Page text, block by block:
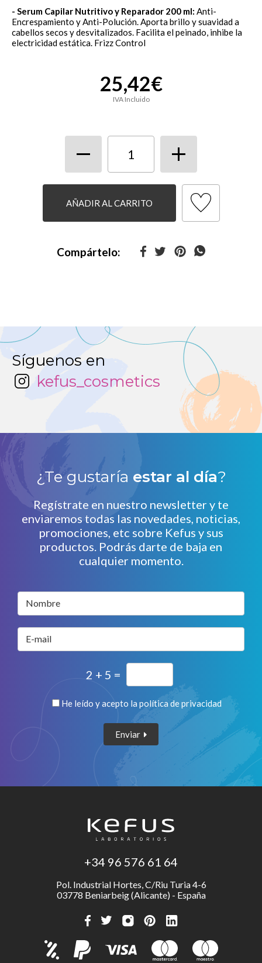
- Serum Capilar Nutritivo y Reparador 200 ml: Anti-
Encrespamiento y Anti-Polución. Aporta brillo y suavidad a
cabellos secos y desvitalizados. Facilita el peinado, inhibe la
electricidad estática. Frizz Control
25,42€
IVA Incluido
AÑADIR AL CARRITO
Compártelo:
Síguenos en
kefus_cosmetics
¿Te gustaría estar al día?
Regístrate en nuestro newsletter y te
enviaremos todas las novedades, noticias,
promociones, etc sobre Kefus y sus
productos. Podrás darte de baja en
cualquier momento.
Nombre
E-mail
2 + 5 =
He leído y acepto la política de privacidad
Enviar
+34 96 576 61 64
Pol. Industrial Hortes, C/Riu Turia 4-6
03778 Beniarbeig (Alicante) - España